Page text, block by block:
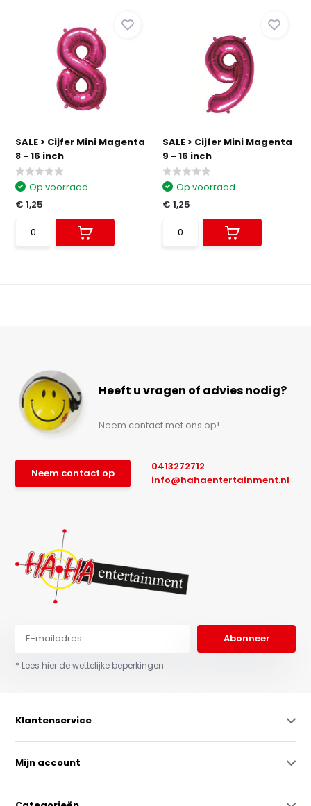
SALE > Cijfer Mini Magenta
8 - 16 inch
Op voorraad
€ 1,25
SALE > Cijfer Mini Magenta
9 - 16 inch
Op voorraad
€ 1,25
Heeft u vragen of advies nodig?
Neem contact met ons op!
Neem contact op
0413272712
info@hahaentertainment.nl
Abonneer
* Lees hier de wettelijke beperkingen
Klantenservice
Mijn account